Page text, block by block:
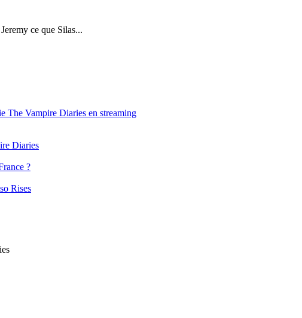
ce que Silas...
The Vampire Diaries en streaming
Diaries
?
Rises